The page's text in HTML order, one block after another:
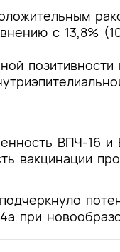
с 13,8%
ВПЧ-16
вакцинации
при